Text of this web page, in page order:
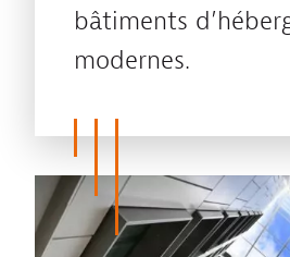
bâtiments
modernes.